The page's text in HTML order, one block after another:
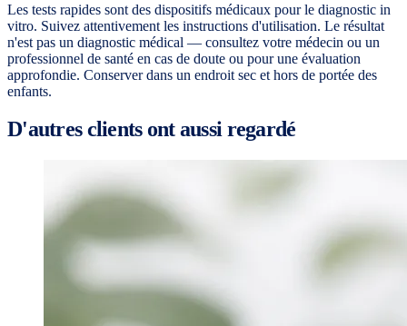
Les tests rapides sont des dispositifs médicaux pour le diagnostic in
vitro. Suivez attentivement les instructions d'utilisation. Le résultat
n'est pas un diagnostic médical — consultez votre médecin ou un
professionnel de santé en cas de doute ou pour une évaluation
approfondie. Conserver dans un endroit sec et hors de portée des
enfants.
D'autres clients ont aussi regardé